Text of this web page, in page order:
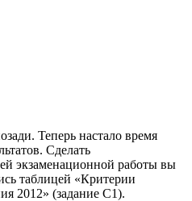
Теперь настало время
Сделать
экзаменационной работы вы
таблицей «Критерии
2012» (задание С1).